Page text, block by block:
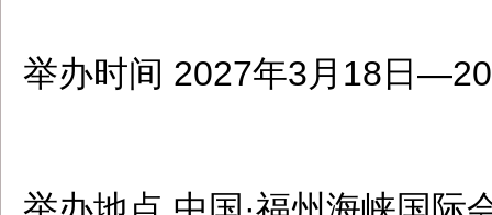
举办时间 2027年3月18日